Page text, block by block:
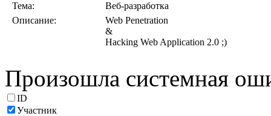
Тема:
Веб-разработка
Описание:
Web Penetration
&
Hacking Web Application 2.0 ;)
Произошла системная
ID
Участник